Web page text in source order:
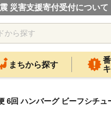
災害支援寄付受付について
まちから探す
回 ハンバーグ ビーフシチ